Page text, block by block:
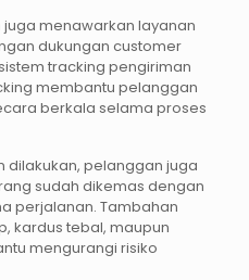
menawarkan layanan
dukungan customer
tracking pengiriman
membantu pelanggan
berkala selama proses
dilakukan, pelanggan juga
sudah dikemas dengan
perjalanan. Tambahan
kardus tebal, maupun
mengurangi risiko